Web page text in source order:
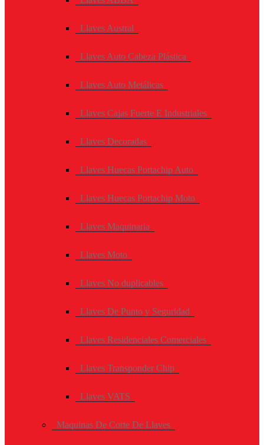
Llaves Austral
Llaves Auto Cabeza Plástica
Llaves Auto Metálicas
Llaves Cajas Fuerte E Industriales
Llaves Decoradas
Llaves Huecas Portachip Auto
Llaves Huecas Portachip Moto
Llaves Maquinaria
Llaves Moto
Llaves No duplicables
Llaves De Punto y Seguridad
Llaves Residenciales Comerciales
Llaves Transponder Chip
Llaves VATS
Maquinas De Corte De Llaves